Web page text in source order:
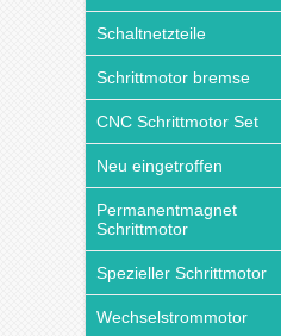
Schaltnetzteile
Schrittmotor bremse
CNC Schrittmotor Set
Neu eingetroffen
Permanentmagnet
Schrittmotor
Spezieller Schrittmotor
Wechselstrommotor